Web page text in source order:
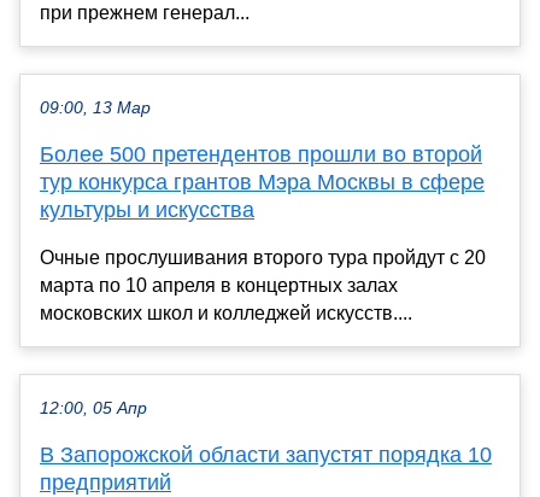
при прежнем генерал...
09:00, 13 Мар
Более 500 претендентов прошли во второй
тур конкурса грантов Мэра Москвы в сфере
культуры и искусства
Очные прослушивания второго тура пройдут с 20
марта по 10 апреля в концертных залах
московских школ и колледжей искусств....
12:00, 05 Апр
В Запорожской области запустят порядка 10
предприятий